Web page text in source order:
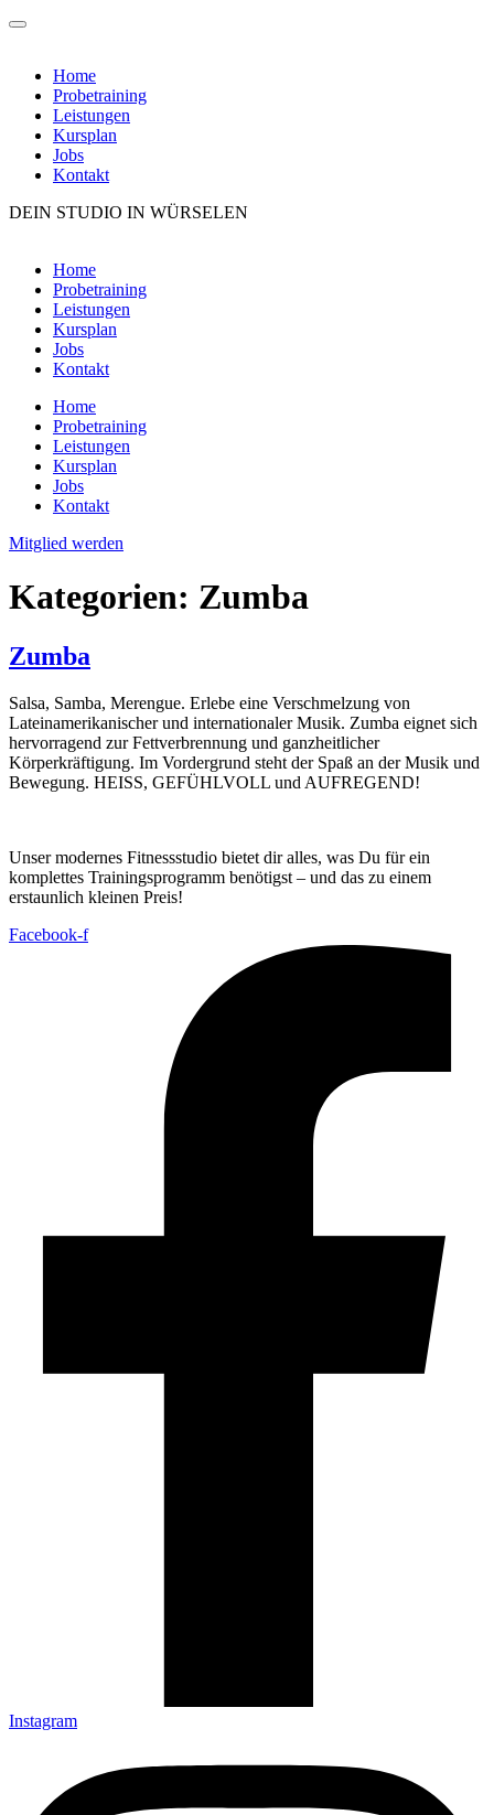
Home
Probetraining
Leistungen
Kursplan
Jobs
Kontakt
DEIN STUDIO IN WÜRSELEN
wechselnHome
Probetraining
Leistungen
Kursplan
Jobs
Kontakt
Home
Probetraining
Leistungen
Kursplan
Jobs
Kontakt
Mitglied werden
Kategorien: Zumba
Zumba
Salsa, Samba, Merengue. Erlebe eine Verschmelzung von
Lateinamerikanischer und internationaler Musik. Zumba eignet sich
hervorragend zur Fettverbrennung und ganzheitlicher
Körperkräftigung. Im Vordergrund steht der Spaß an der Musik und
Bewegung. HEISS, GEFÜHLVOLL und AUFREGEND!
Unser modernes Fitnessstudio bietet dir alles, was Du für ein
komplettes Trainingsprogramm benötigst – und das zu einem
erstaunlich kleinen Preis!
Facebook-f
Instagram